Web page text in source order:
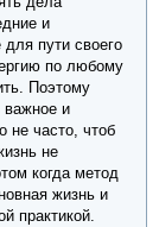
и
пути своего
по любому
Поэтому
важное и
не часто, чтоб
не
когда метод
жизнь и
практикой.